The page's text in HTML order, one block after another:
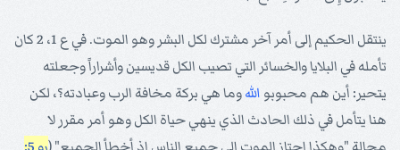
ينتقل الحكيم إلى أمر آخر مشترك لكل البشر وهو الموت. في ع 1، 2 كان
تأمله في البلايا والخسائر التي تصيب الكل قديسين وأشراراً وجعلته
يتحير: أين هم محبوبو اللهوما هي بركة مخافة الرب وعبادته؟، لكن
هنا يتأمل في ذلك الحادث الذي ينهي حياة الكل وهو أمر مقرر لا